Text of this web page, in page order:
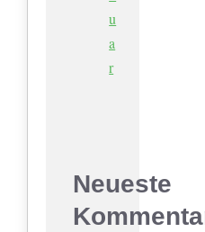
u
a
r
Neueste